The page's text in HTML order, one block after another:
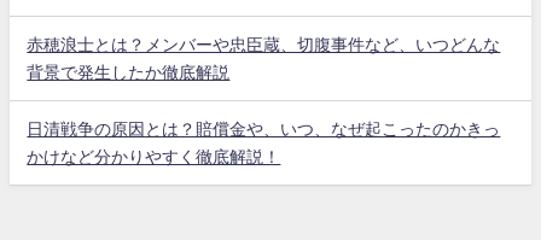
赤穂浪士とは？メンバーや忠臣蔵、切腹事件など、いつどんな
背景で発生したか徹底解説
日清戦争の原因とは？賠償金や、いつ、なぜ起こったのかきっ
かけなど分かりやすく徹底解説！